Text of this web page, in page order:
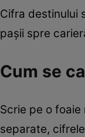
Cifra destinului
paşii spre
Cum se
Scrie pe o
separate,